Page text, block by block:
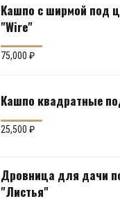
Кашпо с ширмой под
"Wire"
75,000₽
Кашпо квадратные
25,500₽
Дровница для дачи
"Листья"